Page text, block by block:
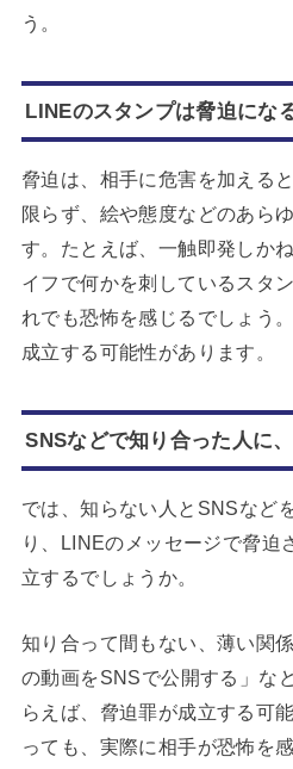
う。
LINEのスタンプは脅迫にな
脅迫は、相手に危害を加える
限らず、絵や態度などのあら
す。たとえば、一触即発しか
イフで何かを刺しているスタ
れでも恐怖を感じるでしょう
成立する可能性があります。
SNSなどで知り合った人に
では、知らない人とSNSなど
り、LINEのメッセージで脅迫
立するでしょうか。
知り合って間もない、薄い関
の動画をSNSで公開する」な
らえば、脅迫罪が成立する可
っても、実際に相手が恐怖を